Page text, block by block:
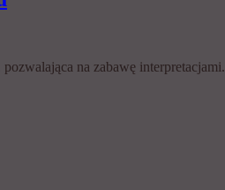
na zabawę interpretacjami.